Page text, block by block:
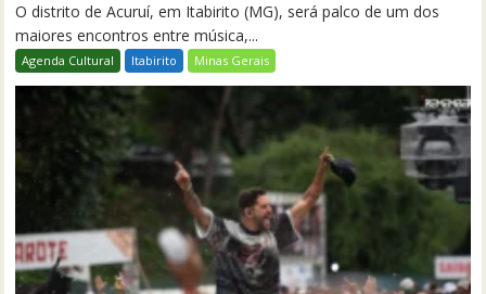
O distrito de Acuruí, em Itabirito (MG), será palco de um dos
maiores encontros entre música,...
Agenda Cultural Itabirito Minas Gerais